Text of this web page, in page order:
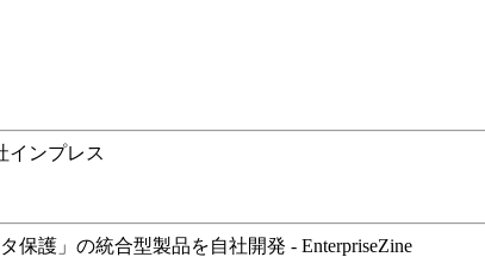
インプレス
護」の統合型製品を自社開発 - EnterpriseZine